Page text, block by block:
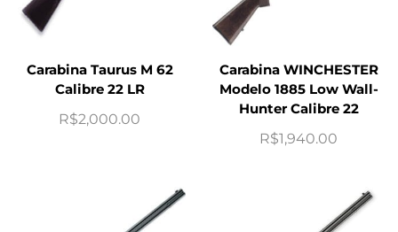
Carabina Taurus M 62
Calibre 22 LR
R$2,000.00
Carabina WINCHESTER
Modelo 1885 Low Wall-
Hunter Calibre 22
R$1,940.00